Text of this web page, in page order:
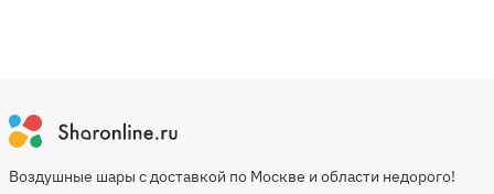
Воздушные шары с доставкой по Москве и области недорого!